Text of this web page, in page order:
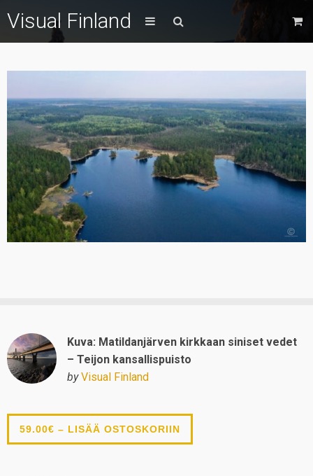
Visual Finland
Kuva: Matildanjärven kirkkaan siniset vedet
– Teijon kansallispuisto
by Visual Finland
59.00€ – LISÄÄ OSTOSKORIIN